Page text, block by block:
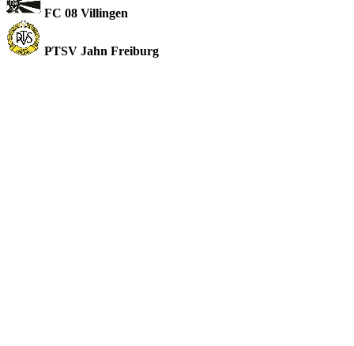
FC 08 Villingen
PTSV Jahn Freiburg